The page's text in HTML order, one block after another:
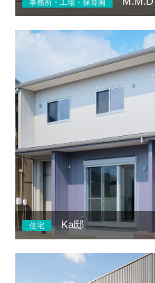
事務所・工場・保育園
住宅 Ka邸